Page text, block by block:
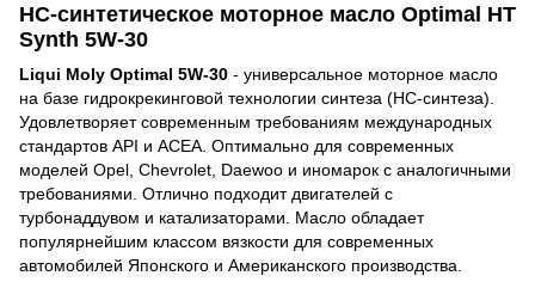
НС-синтетическое моторное масло Optimal HT
Synth 5W-30
Liqui Moly Optimal 5W-30 - универсальное моторное масло
на базе гидрокрекинговой технологии синтеза (HC-синтеза).
Удовлетворяет современным требованиям международных
стандартов API и ACEA. Оптимально для современных
моделей Opel, Chevrolet, Daewoo и иномарок с аналогичными
требованиями. Отлично подходит двигателей с
турбонаддувом и катализаторами. Масло обладает
популярнейшим классом вязкости для современных
автомобилей Японского и Американского производства.